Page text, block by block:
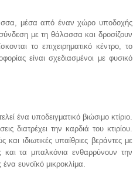
μέσα από έναν χώρο υποδοχής
με τη θάλασσα και δροσίζουν
το επιχειρηματικό κέντρο, το
είναι σχεδιασμένοι με φυσικό
ένα υποδειγματικό βιώσιμο κτίριο.
διατρέχει την καρδιά του κτιρίου.
ιδιωτικές υπαίθριες βεράντες με
και τα μπαλκόνια ενθαρρύνουν την
ευνοϊκό μικροκλίμα.